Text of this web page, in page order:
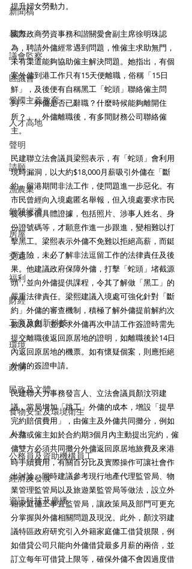
新聞稿
暴力
議會監察
區議會
愛國主義教育
人才高地
聲明
請願
漁農業
銀髮經濟
房屋
交通
福利
財經
工商及創新科技
環境
政制
民政及文體
食物安全及環境衛生
人力
公務員及資助機構員工
經濟及發展
資訊科技及廣播
提升婦女勞動力。
國際政商勞資事務和諧關愛會副主席徐明珠認
為，聘請外傭經常遇到問題，惟僱主求助無門，
未有渠道能夠協助僱主解決問題。她指出，有個
案外傭到港工作只有15天便離職，俗稱「15日
鮮」，及後便有自稱黑工「蛇頭」聯絡僱主問
到：「外傭是否已辭職？什麼時候能夠離開住
所？」。外傭離職後，有多間財務公司聯絡僱
主。
民建聯立法會議員梁熙表示，有「蛇頭」會利用
現時漏洞，以大約$18,000月薪吸引外傭在「斷
約」留港期間非法工作，使問題進一步惡化。有
市民曾經向入境處匿名舉報，但入境處要求市民
提供多個具體證據，包括照片、涉事人姓名、身
份證號碼等，才願意作進一步跟進，變相難以打
擊黑工。梁熙表示外傭不免難以拒絕高薪，而鋌
而走險，未必了解非法逗留工作的法律責任及後
果。他建議政府保障外傭，打擊「蛇頭」堵截源
頭，並向外傭提供課程，令其了解做「黑工」的
嚴重法律責任。梁熙建議入境處可強化針對「斷
約」外傭的審查機制，積極了解外傭提前解約次
數及原因，並要求外傭再次申請工作簽證時需先
提交離職後返回原居地的證明，如離職後於14日
內返回原居地的機票。如有懷疑個案，則應拒絕
外傭的簽證申請。
民建聯人力事務發言人、立法會議員顏汶羽建
議，當局增加「跳工」外傭的成本，增設「提早
完約賠償費用」，由僱主及外傭共同攤分，例如
外傭或僱主如於合約期3個月內主動提出完約，僱
傭雙方必須共同攤分外傭返回原居地旅費及來港
時手續費用，有關百分比及實際操作可讓社會作
出討論。同時建議參考現行地產代理監管局、物
業管理監管局以及旅遊業監管局等做法，設立外
籍家庭傭工事宜監管局，讓政策局及部門可更充
分掌握與外傭相關問題及現況。此外，顏汶羽建
議特區政府研究引入外籍家庭傭工借貸規限，例
如借貸公司只能向外傭借貸最多月薪的兩倍，並
訂立每年可借貸上限等，確保外傭不會因過度借